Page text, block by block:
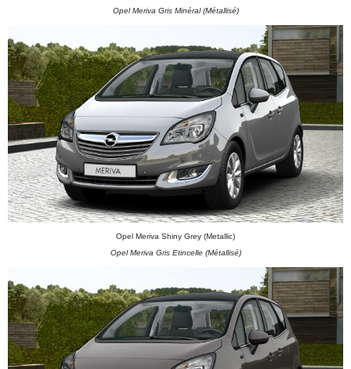
Opel Meriva Gris Minéral (Métallisé)
Opel Meriva Shiny Grey (Metallic)
Opel Meriva Gris Etincelle (Métallisé)